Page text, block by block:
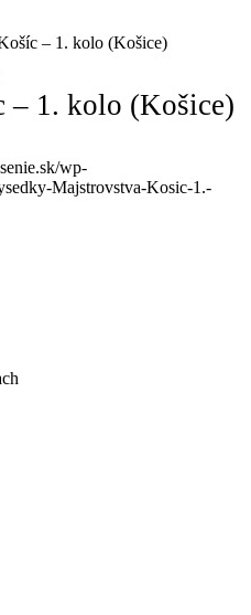
– 1. kolo (Košice)
– 1. kolo (Košice)
wp-
Majstrovstva-Kosic-1.-